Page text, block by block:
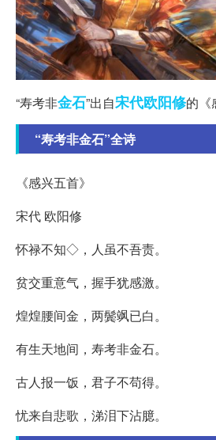
“寿考非金石”出自宋代欧阳修的《
“寿考非金石”全诗
《感兴五首》
宋代 欧阳修
怀禄不知◇，人虽不吾责。
贫交重意气，握手犹感激。
煌煌腰间金，两鬓飒已白。
有生天地间，寿考非金石。
古人报一饭，君子不苟得。
忧来自悲歌，涕泪下沾臆。